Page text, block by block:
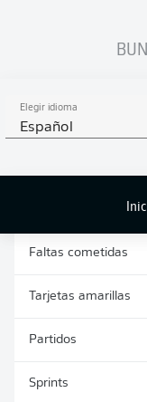
Elegir idioma
Español
Faltas cometidas
Tarjetas amarillas
Partidos
Sprints